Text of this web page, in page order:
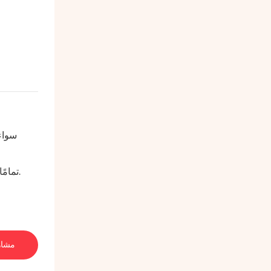
تمامًا مثل جيسون ، يمكنك أخذ علامتك التجارية على الطريق — مع مقطورة تعكس شخصيتك ، تلبي احتياجاتك الوظيفية ، وتبرز في أي حشد.